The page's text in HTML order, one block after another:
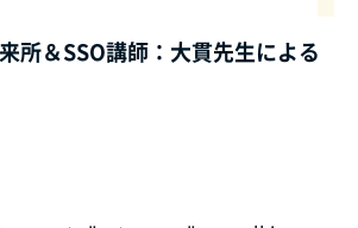
所＆SSO講師：大貫先生による